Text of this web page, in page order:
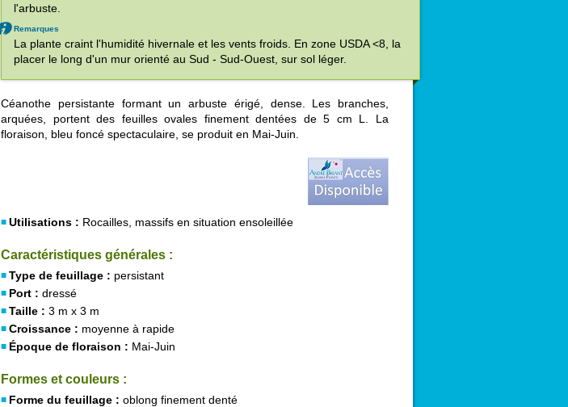
l'arbuste.
Remarques
La plante craint l'humidité hivernale et les vents froids. En zone USDA <8, la
placer le long d'un mur orienté au Sud - Sud-Ouest, sur sol léger.
Céanothe persistante formant un arbuste érigé, dense. Les branches,
arquées, portent des feuilles ovales finement dentées de 5 cm L. La
floraison, bleu foncé spectaculaire, se produit en Mai-Juin.
Utilisations : Rocailles, massifs en situation ensoleillée
Caractéristiques générales :
Type de feuillage : persistant
Port : dressé
Taille : 3 m x 3 m
Croissance : moyenne à rapide
Époque de floraison : Mai-Juin
Formes et couleurs :
Forme du feuillage : oblong finement denté